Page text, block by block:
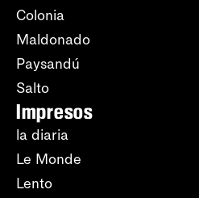
Colonia
Maldonado
Paysandú
Salto
Impresos
la diaria
Le Monde
Lento